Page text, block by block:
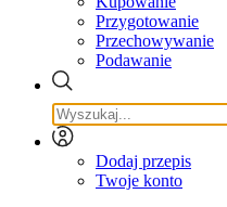
Przygotowanie
Przechowywanie
Podawanie
Dodaj przepis
Twoje konto